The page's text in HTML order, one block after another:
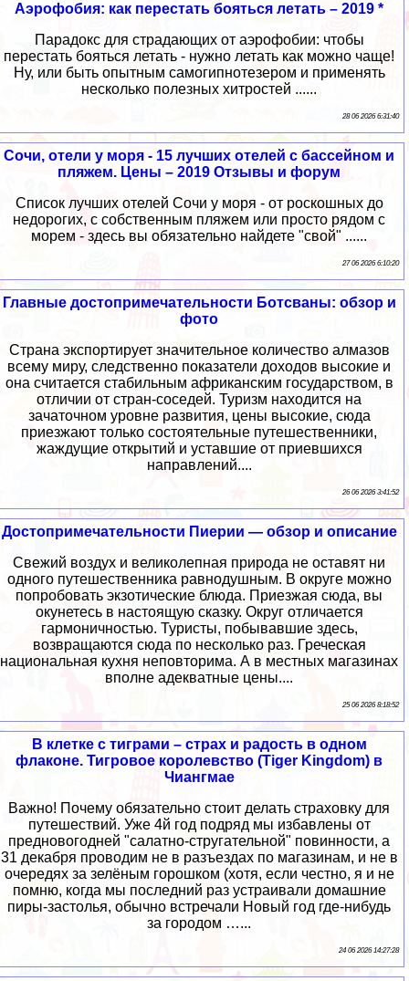
Аэрофобия: как перестать бояться летать – 2019 *
Парадокс для страдающих от аэрофобии: чтобы
перестать бояться летать - нужно летать как можно чаще!
Ну, или быть опытным самогипнотезером и применять
несколько полезных хитростей ......
28 06 2026 6:31:40
Сочи, отели у моря - 15 лучших отелей с бассейном и
пляжем. Цены – 2019 Отзывы и форум
Список лучших отелей Сочи у моря - от роскошных до
недорогих, с собственным пляжем или просто рядом с
морем - здесь вы обязательно найдете "свой" ......
27 06 2026 6:10:20
Главные достопримечательности Ботсваны: обзор и
фото
Страна экспортирует значительное количество алмазов
всему миру, следственно показатели доходов высокие и
она считается стабильным африканским государством, в
отличии от стран-соседей. Туризм находится на
зачаточном уровне развития, цены высокие, сюда
приезжают только состоятельные путешественники,
жаждущие открытий и уставшие от приевшихся
направлений....
26 06 2026 3:41:52
Достопримечательности Пиерии — обзор и описание
Свежий воздух и великолепная природа не оставят ни
одного путешественника равнодушным. В округе можно
попробовать экзотические блюда. Приезжая сюда, вы
окунетесь в настоящую сказку. Округ отличается
гармоничностью. Туристы, побывавшие здесь,
возвращаются сюда по несколько раз. Греческая
национальная кухня неповторима. А в местных магазинах
вполне адекватные цены....
25 06 2026 8:18:52
В клетке с тиграми – страх и радость в одном
флаконе. Тигровое королевство (Tiger Kingdom) в
Чиангмае
Важно! Почему обязательно стоит делать страховку для
путешествий. Уже 4й год подряд мы избавлены от
предновогодней "салатно-стругательной" повинности, а
31 декабря проводим не в разъездах по магазинам, и не в
очередях за зелёным горошком (хотя, если честно, я и не
помню, когда мы последний раз устраивали домашние
пиры-застолья, обычно встречали Новый год где-нибудь
за городом …...
24 06 2026 14:27:28